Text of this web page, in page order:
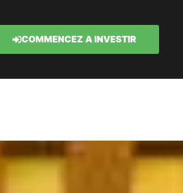
COMMENCEZ A INVESTIR